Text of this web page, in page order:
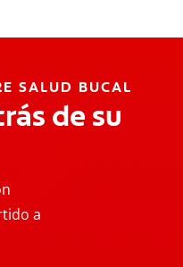
SALUD BUCAL
de su
a